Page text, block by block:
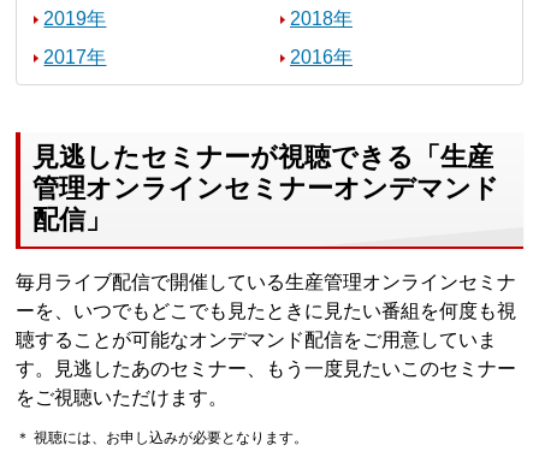
2019年
2018年
2017年
2016年
見逃したセミナーが視聴できる「生産
管理オンラインセミナーオンデマンド
配信」
毎月ライブ配信で開催している生産管理オンラインセミナ
ーを、いつでもどこでも見たときに見たい番組を何度も視
聴することが可能なオンデマンド配信をご用意していま
す。見逃したあのセミナー、もう一度見たいこのセミナー
をご視聴いただけます。
＊ 視聴には、お申し込みが必要となります。